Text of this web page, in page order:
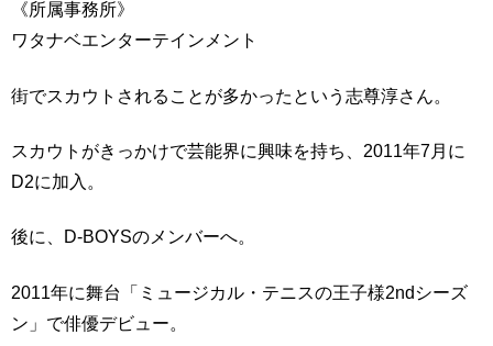
《所属事務所》
ワタナベエンターテインメント
街でスカウトされることが多かったという志尊淳さん。
スカウトがきっかけで芸能界に興味を持ち、2011年7月に
D2に加入。
後に、D-BOYSのメンバーへ。
2011年に舞台「ミュージカル・テニスの王子様2ndシーズ
ン」で俳優デビュー。